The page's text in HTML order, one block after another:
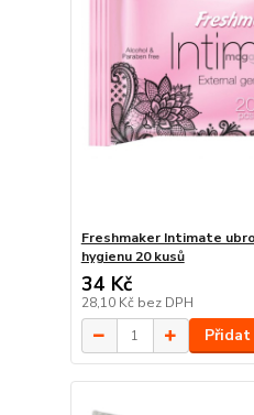
Freshmaker Intimate
hygienu 20 kusů
34 Kč
28,10 Kč bez DPH